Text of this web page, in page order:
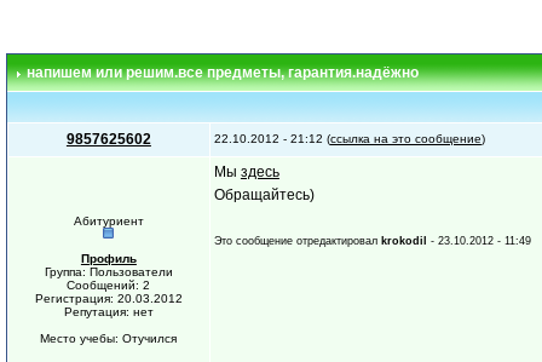
напишем или решим.все предметы, гарантия.надёжно
9857625602 22.10.2012 - 21:12 (ссылка на это сообщение)
Абитуриент
Профиль
Группа: Пользователи
Сообщений: 2
Регистрация: 20.03.2012
Репутация: нет
Место учебы: Отучился
Мы здесь
Обращайтесь)
Это сообщение отредактировал krokodil - 23.10.2012 - 11:49